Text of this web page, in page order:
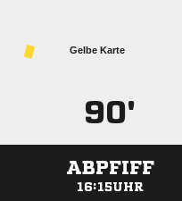
Gelbe Karte
90'
ABPFIFF
16:15UHR